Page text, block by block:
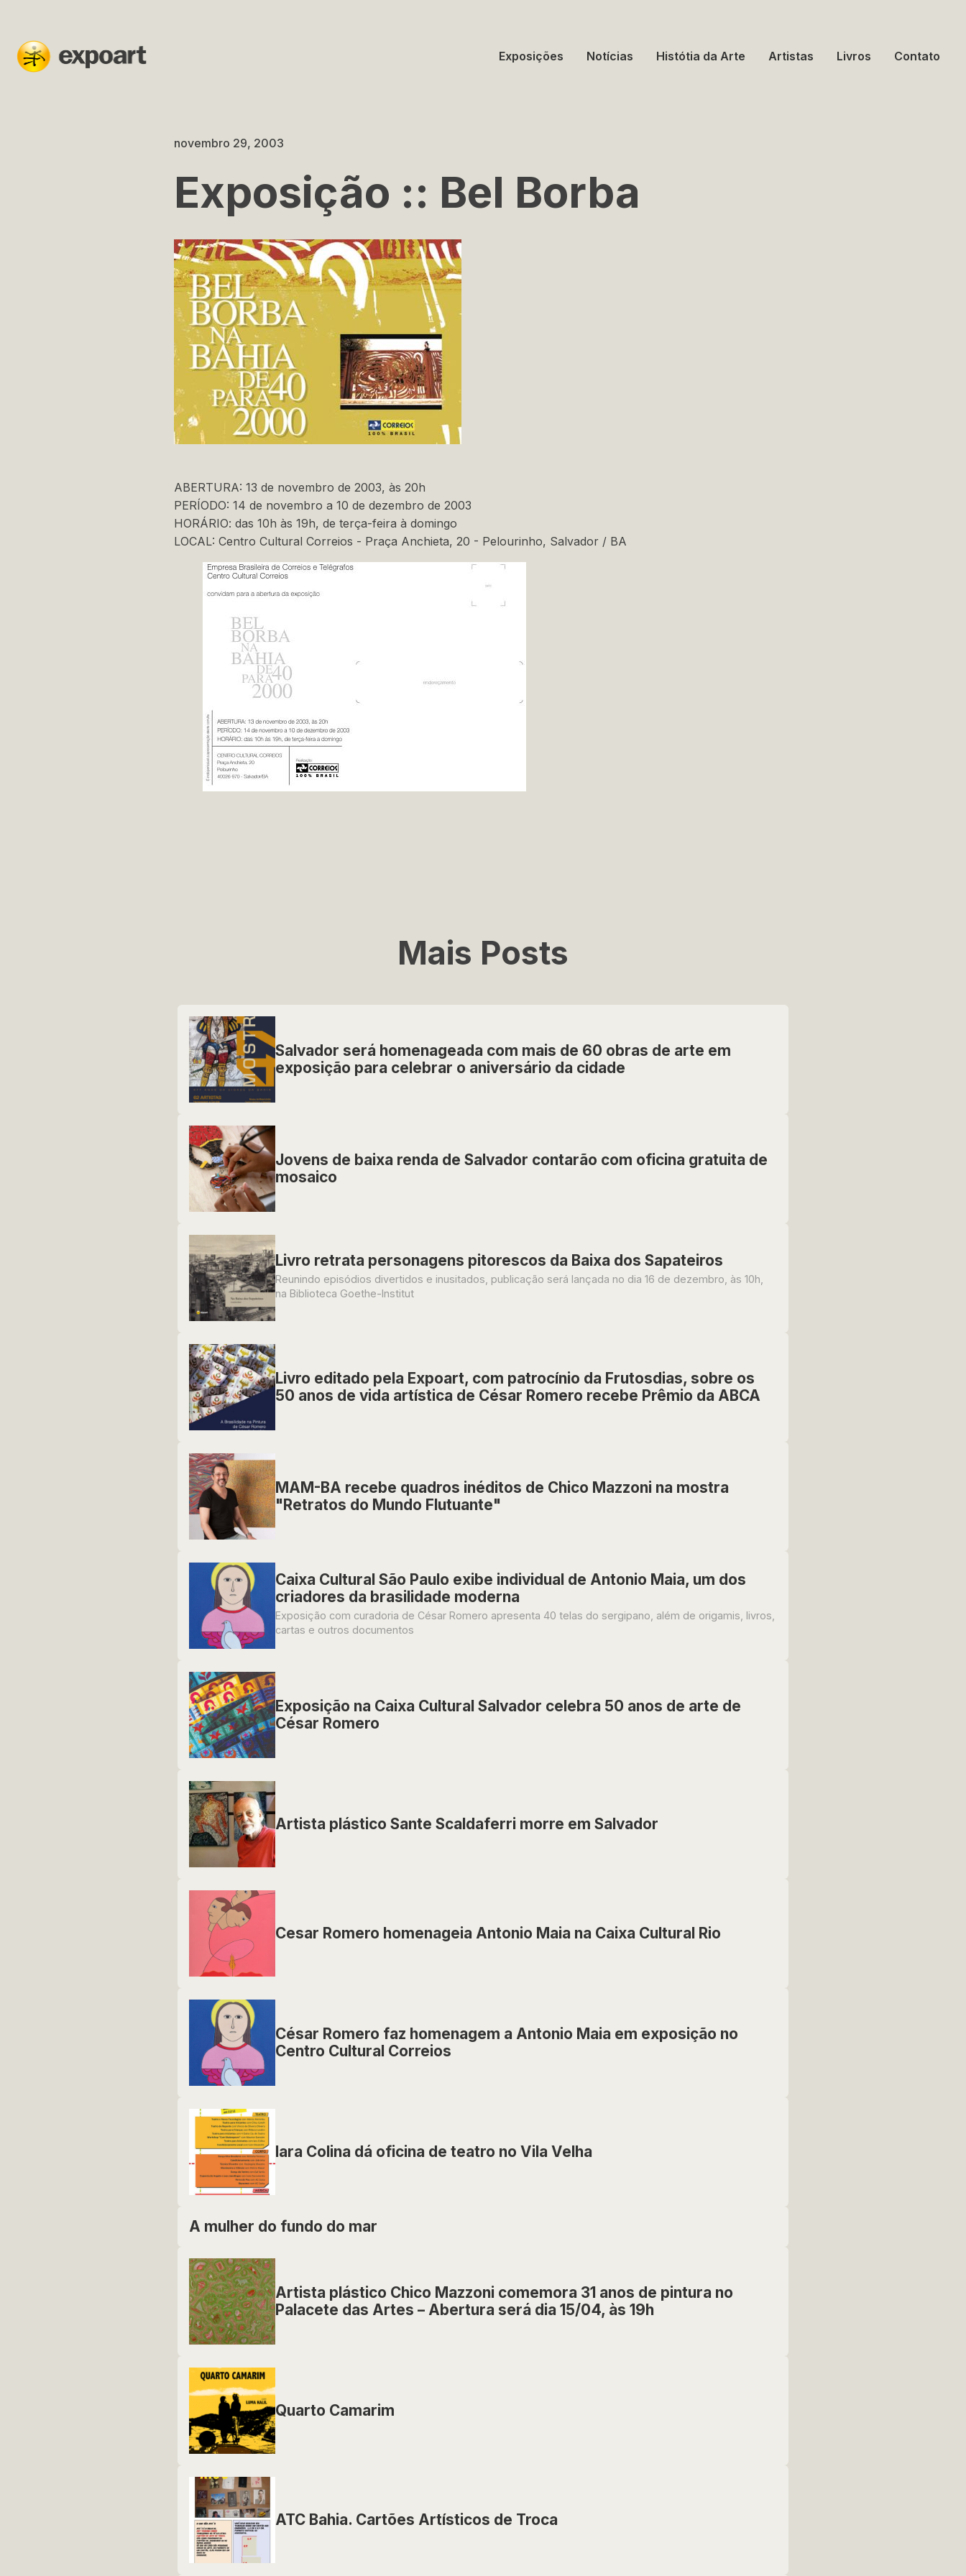
Exposições Notícias Histótia da Arte Artistas Livros Contato
novembro 29, 2003
Exposição :: Bel Borba
ABERTURA: 13 de novembro de 2003, às 20h
PERÍODO: 14 de novembro a 10 de dezembro de 2003
HORÁRIO: das 10h às 19h, de terça-feira à domingo
LOCAL: Centro Cultural Correios - Praça Anchieta, 20 - Pelourinho, Salvador / BA
Mais Posts
Salvador será homenageada com mais de 60 obras de arte em
exposição para celebrar o aniversário da cidade
Jovens de baixa renda de Salvador contarão com oficina gratuita de
mosaico
Livro retrata personagens pitorescos da Baixa dos Sapateiros
Reunindo episódios divertidos e inusitados, publicação será lançada no dia 16 de dezembro, às 10h,
na Biblioteca Goethe-Institut
Livro editado pela Expoart, com patrocínio da Frutosdias, sobre os
50 anos de vida artística de César Romero recebe Prêmio da ABCA
MAM-BA recebe quadros inéditos de Chico Mazzoni na mostra
"Retratos do Mundo Flutuante"
Caixa Cultural São Paulo exibe individual de Antonio Maia, um dos
criadores da brasilidade moderna
Exposição com curadoria de César Romero apresenta 40 telas do sergipano, além de origamis, livros,
cartas e outros documentos
Exposição na Caixa Cultural Salvador celebra 50 anos de arte de
César Romero
Artista plástico Sante Scaldaferri morre em Salvador
Cesar Romero homenageia Antonio Maia na Caixa Cultural Rio
César Romero faz homenagem a Antonio Maia em exposição no
Centro Cultural Correios
Iara Colina dá oficina de teatro no Vila Velha
A mulher do fundo do mar
Artista plástico Chico Mazzoni comemora 31 anos de pintura no
Palacete das Artes – Abertura será dia 15/04, às 19h
Quarto Camarim
ATC Bahia. Cartões Artísticos de Troca